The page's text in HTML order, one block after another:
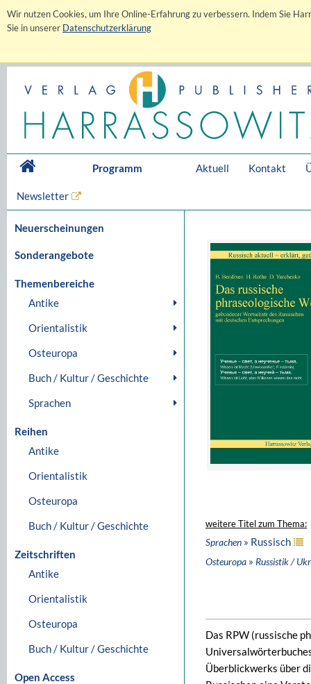
Wir nutzen Cookies, um Ihre Online-Erfahrung zu verbessern. Indem Sie
Sie in unserer Datenschutzerklärung
Programm Aktuell Kontakt
Newsletter
Neuerscheinungen
Sonderangebote
Themenbereiche
Antike
Orientalistik
Osteuropa
Buch / Kultur / Geschichte
Sprachen
Reihen
Antike
Orientalistik
Osteuropa
Buch / Kultur / Geschichte
Zeitschriften
Antike
Orientalistik
Osteuropa
Buch / Kultur / Geschichte
Open Access
weitere Titel zum Thema:
Sprachen » Russisch
Osteuropa » Russistik /
Das RPW (russische
Überblickwerks über